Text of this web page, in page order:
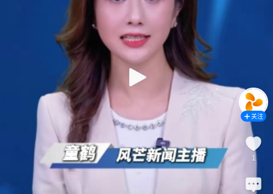
关注
1